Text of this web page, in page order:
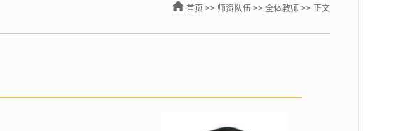
首页 >> 师资队伍 >> 全体教师 >> 正文